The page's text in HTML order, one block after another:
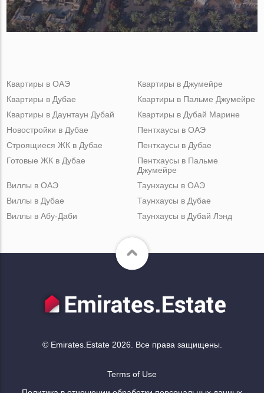
Квартиры в ОАЭ
Квартиры в Дубае
Квартиры в Даунтаун Дубай
Квартиры в Джумейре
Квартиры в Пальме Джумейре
Квартиры в Дубай Марине
Новостройки в Дубае
Строящиеся ЖК в Дубае
Готовые ЖК в Дубае
Пентхаусы в ОАЭ
Пентхаусы в Дубае
Пентхаусы в Пальме
Джумейре
Виллы в ОАЭ
Виллы в Дубае
Виллы в Абу-Даби
Таунхаусы в ОАЭ
Таунхаусы в Дубае
Таунхаусы в Дубай Лэнд
© Emirates.Estate 2026. Все права защищены.
Terms of Use